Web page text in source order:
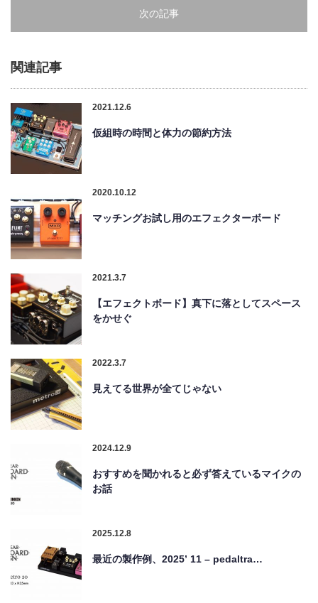
次の記事
関連記事
2021.12.6
仮組時の時間と体力の節約方法
2020.10.12
マッチングお試し用のエフェクターボード
2021.3.7
【エフェクトボード】真下に落としてスペース
をかせぐ
2022.3.7
見えてる世界が全てじゃない
2024.12.9
おすすめを聞かれると必ず答えているマイクの
お話
2025.12.8
最近の製作例、2025’ 11 – pedaltra…